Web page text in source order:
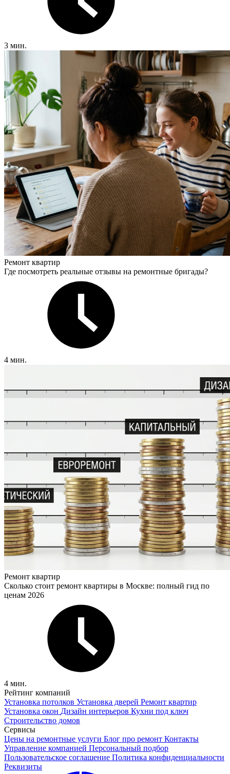
3 мин.
Ремонт квартир
Где посмотреть реальные отзывы на ремонтные бригады?
4 мин.
Ремонт квартир
Сколько стоит ремонт квартиры в Москве: полный гид по
ценам 2026
4 мин.
Рейтинг компаний
Установка потолков Установка дверей Ремонт квартир
Установка окон Дизайн интерьеров Кухни под ключ
Строительство домов
Сервисы
Цены на ремонтные услуги Блог про ремонт Контакты
Управление компанией Персональный подбор
Пользовательское соглашение Политика конфиденциальности
Реквизиты